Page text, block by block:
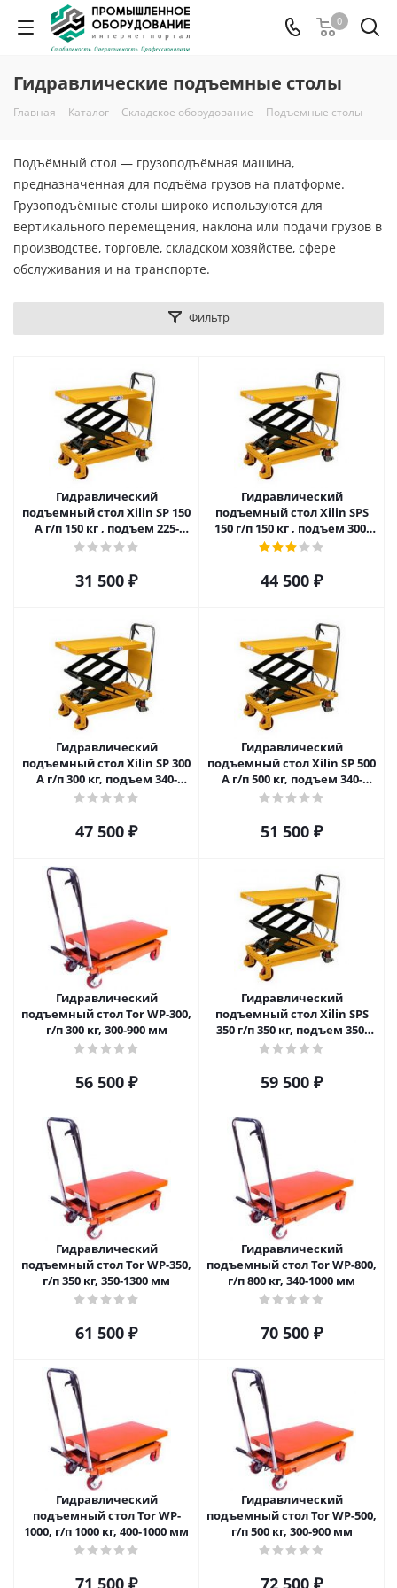
0
Гидравлические подъемные столы
Главная - Каталог - Складское оборудование - Подъемные столы
Подъёмный стол — грузоподъёмная машина,
предназначенная для подъёма грузов на платформе.
Грузоподъёмные столы широко используются для
вертикального перемещения, наклона или подачи грузов в
производстве, торговле, складском хозяйстве, сфере
обслуживания и на транспорте.
Фильтр
Гидравлический
подъемный стол Xilin SP 150
A г/п 150 кг , подъем 225-
740mm
31 500 ₽
Гидравлический
подъемный стол Xilin SPS
150 г/п 150 кг , подъем 300-
1100mm
44 500 ₽
Гидравлический
подъемный стол Xilin SP 300
A г/п 300 кг, подъем 340-
900mm
47 500 ₽
Гидравлический
подъемный стол Xilin SP 500
A г/п 500 кг, подъем 340-
900mm
51 500 ₽
Гидравлический
подъемный стол Tor WP-300,
г/п 300 кг, 300-900 мм
56 500 ₽
Гидравлический
подъемный стол Xilin SPS
350 г/п 350 кг, подъем 350-
1300mm
59 500 ₽
Гидравлический
подъемный стол Tor WP-350,
г/п 350 кг, 350-1300 мм
61 500 ₽
Гидравлический
подъемный стол Tor WP-800,
г/п 800 кг, 340-1000 мм
70 500 ₽
Гидравлический
подъемный стол Tor WP-
1000, г/п 1000 кг, 400-1000 мм
71 500 ₽
Гидравлический
подъемный стол Tor WP-500,
г/п 500 кг, 300-900 мм
72 500 ₽